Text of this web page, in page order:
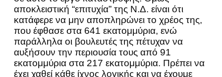
αποκλειστική “επιτυχία” της Ν.Δ. είναι ότι
κατάφερε να μην αποπληρώνει το χρέος της,
που έφθασε στα 641 εκατομμύρια, ενώ
παράλληλα οι βουλευτές της πέτυχαν να
αυξήσουν την περιουσία τους από 91
εκατομμύρια στα 217 εκατομμύρια. Πρέπει να
έχει χαθεί κάθε ίχνος λογικής και να έχουμε